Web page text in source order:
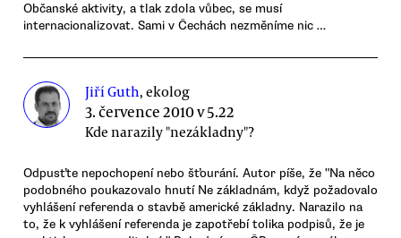
Občanské aktivity, a tlak zdola vůbec, se musí
internacionalizovat. Sami v Čechách nezměníme nic …
Jiří Guth, ekolog
3. července 2010 v 5.22
Kde narazily "nezákladny"?
Odpusťte nepochopení nebo šťourání. Autor píše, že "Na něco
podobného poukazovalo hnutí Ne základnám, když požadovalo
vyhlášení referenda o stavbě americké základny. Narazilo na
to, že k vyhlášení referenda je zapotřebí tolika podpisů, že je